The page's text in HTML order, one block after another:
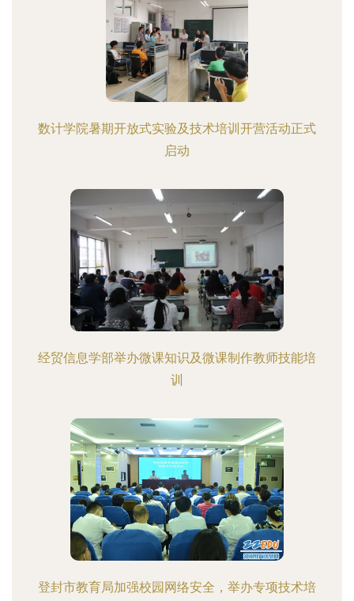
数计学院暑期开放式实验及技术培训开营活动正式
启动
经贸信息学部举办微课知识及微课制作教师技能培
训
登封市教育局加强校园网络安全，举办专项技术培